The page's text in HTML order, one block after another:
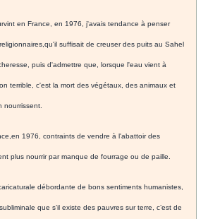
en France, en 1976, j'avais tendance à penser
suffisait de creuser des puits au Sahel
puis d'admettre que, lorsque l'eau vient à
terrible, c'est la mort des végétaux, des animaux et
nourrissent.
1976, contraints de vendre à l'abattoir des
plus nourrir par manque de fourrage ou de paille.
débordante de bons sentiments humanistes,
que s’il existe des pauvres sur terre, c’est de